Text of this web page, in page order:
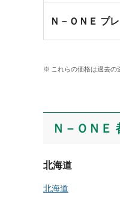
Ｎ－ＯＮＥ プ
これらの価格は過去の
Ｎ－ＯＮＥ
北海道
北海道